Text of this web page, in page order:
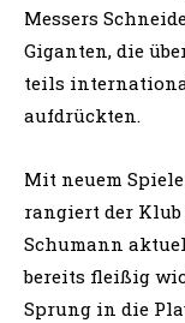
Messers
Giganten, die
teils
aufdrückten.
Mit neuem
rangiert der Klub
Schumann
bereits fleißig
Sprung in die